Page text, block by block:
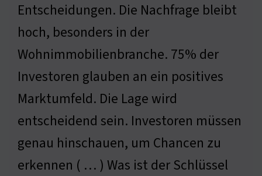
Entscheidungen. Die Nachfrage bleibt
hoch, besonders in der
Wohnimmobilienbranche. 75% der
Investoren glauben an ein positives
Marktumfeld. Die Lage wird
entscheidend sein. Investoren müssen
genau hinschauen, um Chancen zu
erkennen ( … ) Was ist der Schlüssel